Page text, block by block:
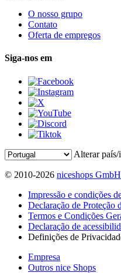
O nosso grupo
Contato
Oferta de empregos
Siga-nos em
Alterar país/
© 2010-2026 niceshops GmbH
Impressão e condições
Declaração de Proteção
Termos e Condições
Declaração de
Definições de
Empresa
Outros nice Shops